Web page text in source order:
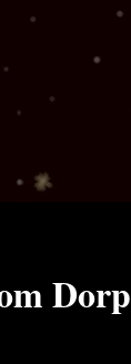
Dorp